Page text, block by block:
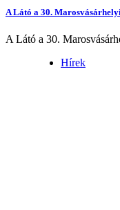
A Látó a 30.
A Látó a 30.
Hírek